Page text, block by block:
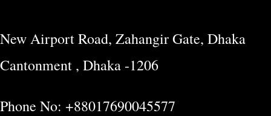
New Airport Road, Zahangir Gate, Dhaka
Cantonment , Dhaka -1206
Phone No: +88017690045577